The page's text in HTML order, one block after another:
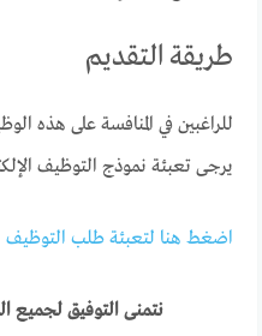
طريقة التقديم
للراغبين في المنافسة على هذه
يرجى تعبئة نموذج التوظيف
اضغط هنا لتعبئة طلب التوظيف
نتمنى التوفيق لجميع